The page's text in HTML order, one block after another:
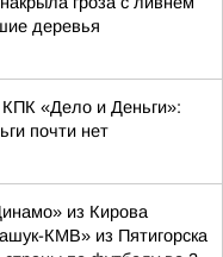
деревья
«Дело и Деньги»:
почти нет
из Кирова
КМВ» из Пятигорска